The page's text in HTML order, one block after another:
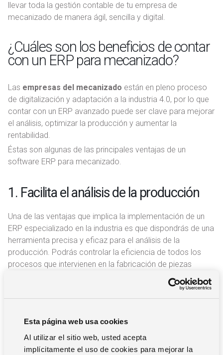
Esta página web usa cookies
Al utilizar el sitio web, usted acepta
implícitamente el uso de cookies para mejorar la
llevar toda la gestión contable de tu empresa de
mecanizado de manera ágil, sencilla y digital.
¿Cuáles son los beneficios de contar
con un ERP para mecanizado?
Las empresas del mecanizado están en pleno proceso
de digitalización y adaptación a la industria 4.0, por lo que
contar con un ERP avanzado puede ser clave para mejorar
el análisis, optimizar la producción y aumentar la
rentabilidad.
Éstas son algunas de las principales ventajas de un
software ERP para mecanizado.
1. Facilita el análisis de la producción
Una de las ventajas que implica la implementación de un
ERP especializado en la industria es que dispondrás de una
herramienta precisa y eficaz para el análisis de la
producción. Podrás controlar la eficiencia de todos los
procesos que intervienen en la fabricación de piezas
metálicas, así como evaluar los tiempos de fabricación y
2. Agiliza tus procesos productivos
El análisis técnico de la producción te permitirá optimizar